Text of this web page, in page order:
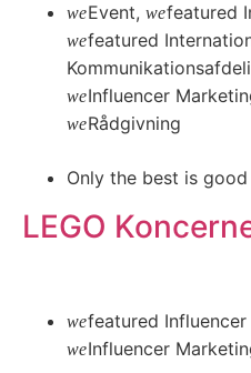
Event, featured
featured
Influencer
Rådgivning
Only the best is
LEGO
featured
Influencer